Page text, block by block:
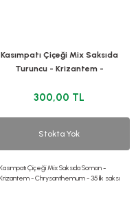
Kasımpatı Çiçeği Mix Saksıda
Turuncu - Krizantem -
300,00 TL
Stokta Yok